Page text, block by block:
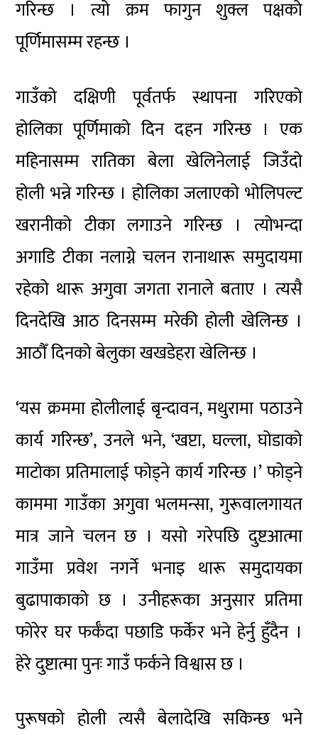
गरिन्छ । त्यो क्रम फागुन शुक्ल पक्षको
पूर्णिमासम्म रहन्छ ।
गाउँको दक्षिणी पूर्वतर्फ स्थापना गरिएको
होलिका पूर्णिमाको दिन दहन गरिन्छ । एक
महिनासम्म रातिका बेला खेलिनेलाई जिउँदो
होली भन्ने गरिन्छ । होलिका जलाएको भोलिपल्ट
खरानीको टीका लगाउने गरिन्छ । त्योभन्दा
अगाडि टीका नलाग्ने चलन रानाथारू समुदायमा
रहेको थारू अगुवा जगता रानाले बताए । त्यसै
दिनदेखि आठ दिनसम्म मरेकी होली खेलिन्छ ।
आठौँ दिनको बेलुका खखडेहरा खेलिन्छ ।
‘यस क्रममा होलीलाई बृन्दावन, मथुरामा पठाउने
कार्य गरिन्छ’, उनले भने, ‘खप्टा, घल्ला, घोडाको
माटोका प्रतिमालाई फोड्ने कार्य गरिन्छ ।’ फोड्ने
काममा गाउँका अगुवा भलमन्सा, गुरूवालगायत
मात्र जाने चलन छ । यसो गरेपछि दुष्टआत्मा
गाउँमा प्रवेश नगर्ने भनाइ थारू समुदायका
बुढापाकाको छ । उनीहरूका अनुसार प्रतिमा
फोरेर घर फर्कँदा पछाडि फर्केर भने हेर्नु हुँदैन ।
हेरे दुष्टात्मा पुनः गाउँ फर्कने विश्वास छ ।
पुरूषको होली त्यसै बेलादेखि सकिन्छ भने